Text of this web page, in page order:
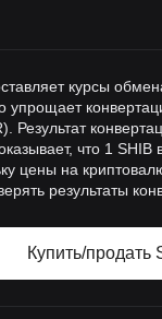
курсы
упрощает
Результат
что 1 SHIB
цены на
результаты
Купить/продать